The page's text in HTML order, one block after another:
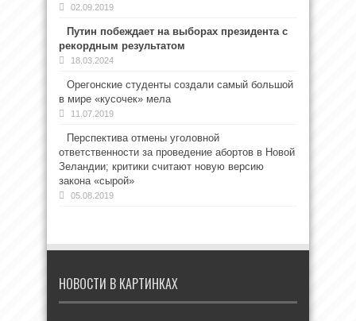
02.09.2019
Путин побеждает на выборах президента с
рекордным результатом
18.03.2024
Орегонские студенты создали самый большой
в мире «кусочек» мела
11.07.2019
Перспектива отмены уголовной
ответственности за проведение абортов в Новой
Зеландии; критики считают новую версию
закона «сырой»
05.08.2019
НОВОСТИ В КАРТИНКАХ